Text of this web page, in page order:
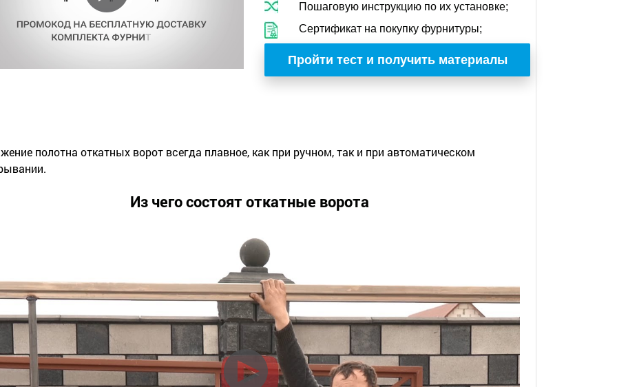
Пошаговую инструкцию по их установке;
Сертификат на покупку фурнитуры;
Пройти тест и получить материалы
полотна откатных ворот всегда плавное, как при ручном, так и при автоматическом
Из чего состоят откатные ворота